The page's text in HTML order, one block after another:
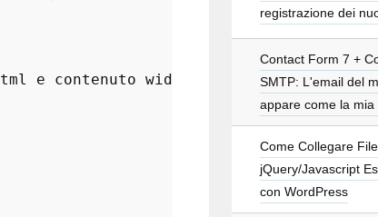
e contenuto widget se true ##
registrazione dei
Contact Form 7 +
SMTP: L'email del
appare come la mia
Come Collegare File
jQuery/Javascript
con WordPress